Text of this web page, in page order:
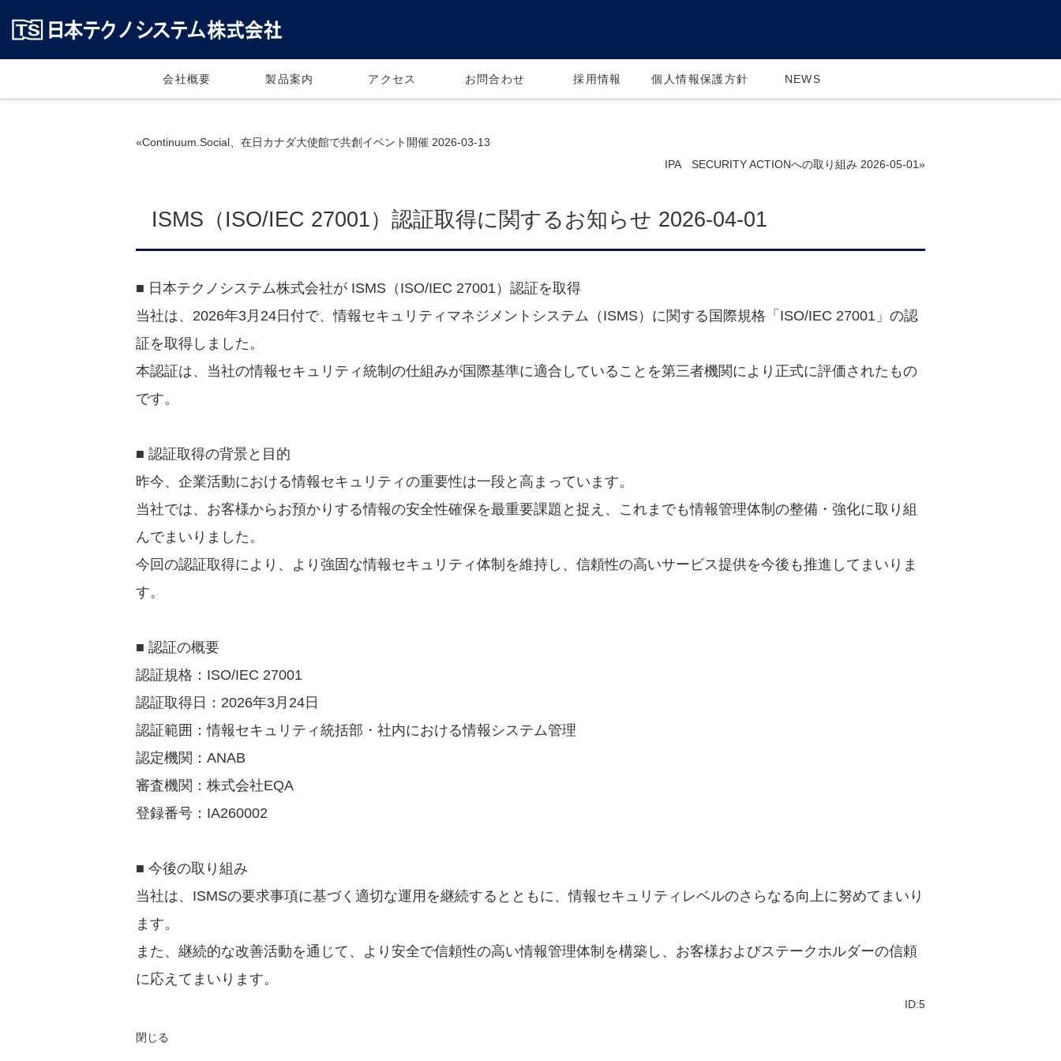
会社概要 製品案内 アクセス お問合わせ 採用情報 個人情報保護方針 NEWS
«Continuum.Social、在日カナダ大使館で共創イベント開催 2026-03-13
IPA SECURITY ACTIONへの取り組み 2026-05-01»
ISMS（ISO/IEC 27001）認証取得に関するお知らせ 2026-04-01
■ 日本テクノシステム株式会社が ISMS（ISO/IEC 27001）認証を取得
当社は、2026年3月24日付で、情報セキュリティマネジメントシステム（ISMS）に関する国際規格「ISO/IEC 27001」の認
証を取得しました。
本認証は、当社の情報セキュリティ統制の仕組みが国際基準に適合していることを第三者機関により正式に評価されたもの
です。
■ 認証取得の背景と目的
昨今、企業活動における情報セキュリティの重要性は一段と高まっています。
当社では、お客様からお預かりする情報の安全性確保を最重要課題と捉え、これまでも情報管理体制の整備・強化に取り組
んでまいりました。
今回の認証取得により、より強固な情報セキュリティ体制を維持し、信頼性の高いサービス提供を今後も推進してまいりま
す。
■ 認証の概要
認証規格：ISO/IEC 27001
認証取得日：2026年3月24日
認証範囲：情報セキュリティ統括部・社内における情報システム管理
認定機関：ANAB
審査機関：株式会社EQA
登録番号：IA260002
■ 今後の取り組み
当社は、ISMSの要求事項に基づく適切な運用を継続するとともに、情報セキュリティレベルのさらなる向上に努めてまいり
ます。
また、継続的な改善活動を通じて、より安全で信頼性の高い情報管理体制を構築し、お客様およびステークホルダーの信頼
に応えてまいります。
ID:5
閉じる